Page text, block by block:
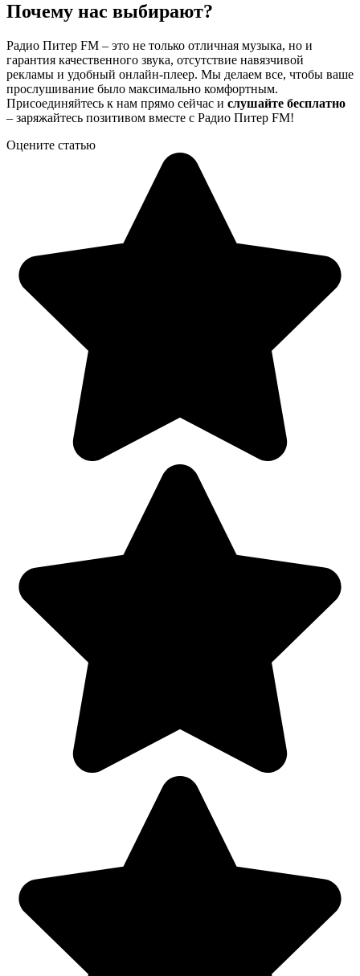
Почему нас выбирают?
Радио Питер FM – это не только отличная музыка, но и
гарантия качественного звука, отсутствие навязчивой
рекламы и удобный онлайн-плеер. Мы делаем все, чтобы ваше
прослушивание было максимально комфортным.
Присоединяйтесь к нам прямо сейчас и слушайте бесплатно
– заряжайтесь позитивом вместе с Радио Питер FM!
Оцените статью